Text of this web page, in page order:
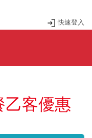
快速登入
乙客優惠